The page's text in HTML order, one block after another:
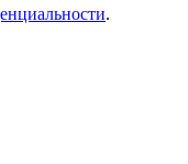
.